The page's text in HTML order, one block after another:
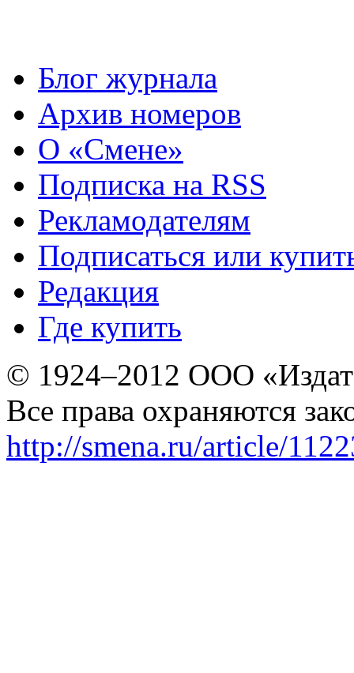
Блог журнала
Архив номеров
О «Смене»
Подписка на RSS
Рекламодателям
Подписаться или
Редакция
Где купить
© 1924–2012 ООО
Все права охраняются
http://smena.ru/article/